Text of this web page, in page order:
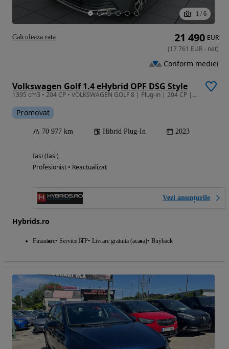
1 / 6
Volkswagen Golf 1.4 eHybrid OPF DSG Style
1395 cm3 • 204 CP • VOLKSWAGEN GOLF 8 | Plug-in | 204 CP | Garantie | Leasing |
Promovat
70 977 km Hibrid Plug-In 2023
Iasi (Iasi)
Profesionist • Reactualizat
Vezi anunțurile
Hybrids.ro
Finantare Service ITP Livrare gratuita (acasa) Buyback
21 490 EUR
(17 761 EUR- net)
Conform mediei
Calculeaza rata